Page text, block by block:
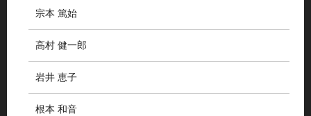
宗本 篤始
高村 健一郎
岩井 恵子
根本 和音